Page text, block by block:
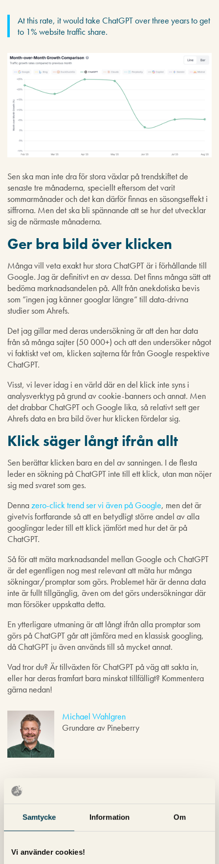
Samtycke Information Om
Vi använder cookies!
At this rate, it would take ChatGPT over three years to get
to 1% website traffic share.
Sen ska man inte dra för stora växlar på trendskiftet de
senaste tre månaderna, speciellt eftersom det varit
sommarmånader och det kan därför finnas en säsongseffekt i
siffrorna. Men det ska bli spännande att se hur det utvecklar
sig de närmaste månaderna.
Ger bra bild över klicken
Många vill veta exakt hur stora ChatGPT är i förhållande till
Google. Jag är definitivt en av dessa. Det finns många sätt att
bedöma marknadsandelen på. Allt från anekdotiska bevis
som ”ingen jag känner googlar längre” till data-drivna
studier som Ahrefs.
Det jag gillar med deras undersökning är att den har data
från så många sajter (50 000+) och att den undersöker något
vi faktiskt vet om, klicken sajterna får från Google respektive
ChatGPT.
Visst, vi lever idag i en värld där en del klick inte syns i
analysverktyg på grund av cookie-banners och annat. Men
det drabbar ChatGPT och Google lika, så relativt sett ger
Ahrefs data en bra bild över hur klicken fördelar sig.
Klick säger långt ifrån allt
Sen berättar klicken bara en del av sanningen. I de flesta
leder en sökning på ChatGPT inte till ett klick, utan man nöjer
sig med svaret som ges.
Dennazero-click trend ser vi även på Google, men det är
givetvis fortfarande så att en betydligt större andel av alla
googlingar leder till ett klick jämfört med hur det är på
ChatGPT.
Så för att mäta marknadsandel mellan Google och ChatGPT
är det egentligen nog mest relevant att mäta hur många
sökningar/promptar som görs. Problemet här är denna data
inte är fullt tillgänglig, även om det görs undersökningar där
man försöker uppskatta detta.
En ytterligare utmaning är att långt ifrån alla promptar som
görs på ChatGPT går att jämföra med en klassisk googling,
då ChatGPT ju även används till så mycket annat.
Vad tror du? Är tillväxten för ChatGPT på väg att sakta in,
eller har deras framfart bara minskat tillfälligt? Kommentera
gärna nedan!
Michael Wahlgren
Grundare av Pineberry
Lämna ett svar
Läs våra regler för kommentarer.Din e-postadress kommer
Kommentar